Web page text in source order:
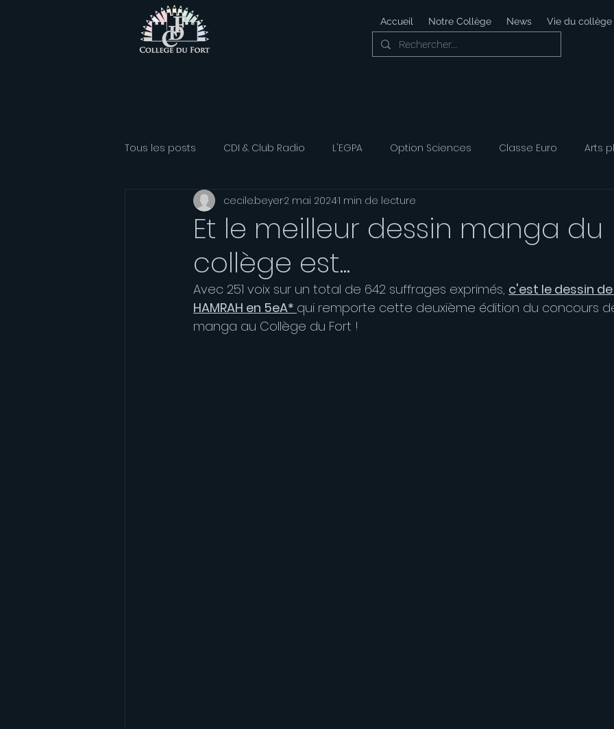
Accueil Notre Collège News Vie du collège
Tous les posts CDI & Club Radio L'EGPA Option Sciences Classe Euro Arts
Classe Athlétisme Option Développement Durable
Association sportive Français
Et le meilleur dessin manga du
collège est...
cecile.beyer2 mai 20241 min de lecture
Avec 251 voix sur un total de 642 suffrages exprimés, c'est le dessin
HAMRAH en 5eA* qui remporte cette deuxième édition du concours
manga au Collège du Fort !